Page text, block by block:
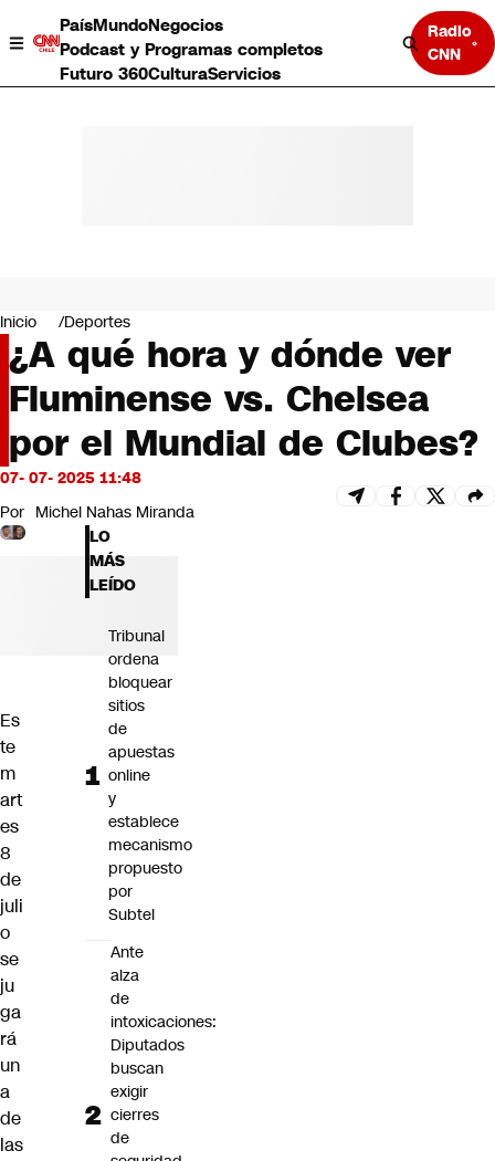
PaísMundoNegocios
Podcast y Programas completos
Futuro 360CulturaServicios
Radio
CNN
Negocios
Deportes
Programas completos
Cultura
Servicios
Bits
CNN tiempo
Futuro 360
Opinión
Inicio Deportes
¿A qué hora y dónde ver
Fluminense vs. Chelsea
por el Mundial de Clubes?
07- 07- 2025 11:48
Por Michel Nahas Miranda
Es
te
m
art
es
8
de
juli
o
se
ju
ga
rá
un
a
de
las
LO
MÁS
LEÍDO
Tribunal
ordena
bloquear
sitios
de
apuestas
online
y
establece
mecanismo
propuesto
por
Subtel
Ante
alza
de
intoxicaciones:
Diputados
buscan
exigir
cierres
de